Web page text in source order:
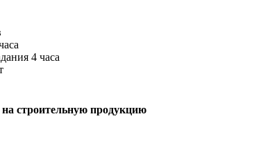
4 часа
строительную продукцию